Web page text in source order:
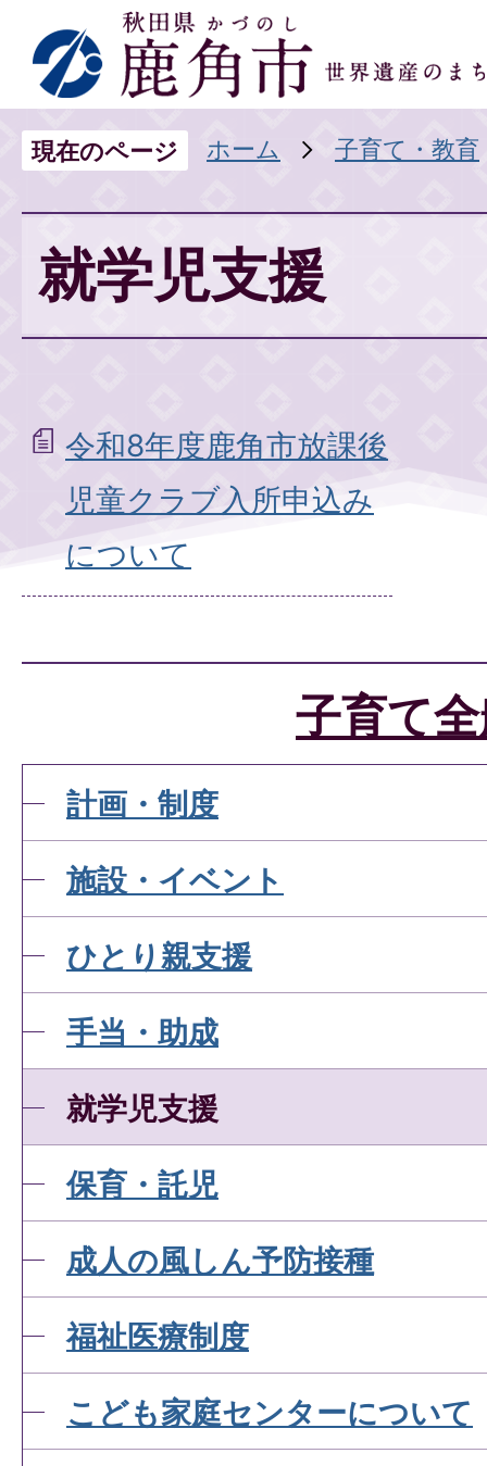
現在のページ ホーム 子育て・教育
就学児支援
令和8年度鹿角市放課後
児童クラブ入所申込み
について
子育て
計画・制度
施設・イベント
ひとり親支援
手当・助成
就学児支援
保育・託児
成人の風しん予防接種
福祉医療制度
こども家庭センターについて